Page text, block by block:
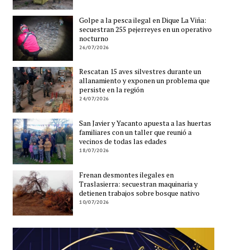
Golpe a la pesca ilegal en Dique La Viña:
secuestran 255 pejerreyes en un operativo
nocturno
26/07/2026
Rescatan 15 aves silvestres durante un
allanamiento y exponen un problema que
persiste en la región
24/07/2026
San Javier y Yacanto apuesta a las huertas
familiares con un taller que reunió a
vecinos de todas las edades
18/07/2026
Frenan desmontes ilegales en
Traslasierra: secuestran maquinaria y
detienen trabajos sobre bosque nativo
10/07/2026